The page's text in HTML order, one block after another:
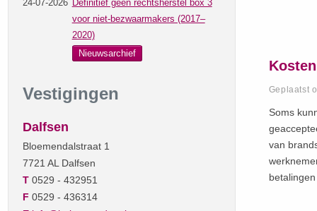
24-07-2026 Definitief geen rechtsherstel box 3
voor niet-bezwaarmakers (2017–
2020)
Nieuwsarchief
Vestigingen
Dalfsen
Bloemendalstraat 1
7721 AL Dalfsen
T0529 - 432951
F 0529 - 436314
Geplaatst
Soms
van